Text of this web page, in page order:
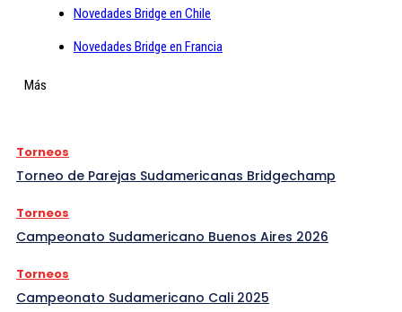
Novedades Bridge en Chile
Novedades Bridge en Francia
Más
Torneos
Torneo de Parejas Sudamericanas Bridgechamp
Torneos
Campeonato Sudamericano Buenos Aires 2026
Torneos
Campeonato Sudamericano Cali 2025